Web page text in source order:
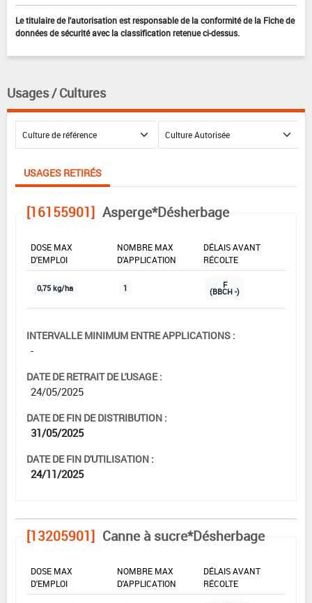
Le titulaire de l'autorisation est responsable de la conformité de la Fiche de
données de sécurité avec la classification retenue ci-dessus.
Usages / Cultures
USAGES RETIRÉS
[16155901] Asperge*Désherbage
DOSE MAX
D'EMPLOI
NOMBRE MAX
D'APPLICATION
DÉLAIS AVANT
RÉCOLTE
0,75 kg/ha 1 F
(BBCH -)
INTERVALLE MINIMUM ENTRE APPLICATIONS :
-
DATE DE RETRAIT DE L'USAGE :
24/05/2025
DATE DE FIN DE DISTRIBUTION :
31/05/2025
DATE DE FIN D'UTILISATION :
24/11/2025
[13205901] Canne à sucre*Désherbage
DOSE MAX
D'EMPLOI
NOMBRE MAX
D'APPLICATION
DÉLAIS AVANT
RÉCOLTE